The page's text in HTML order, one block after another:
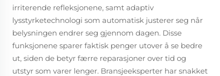
irriterende refleksjonene, samt adaptiv
lysstyrketechnologi som automatisk justerer seg når
belysningen endrer seg gjennom dagen. Disse
funksjonene sparer faktisk penger utover å se bedre
ut, siden de betyr færre reparasjoner over tid og
utstyr som varer lenger. Bransjeeksperter har snakket